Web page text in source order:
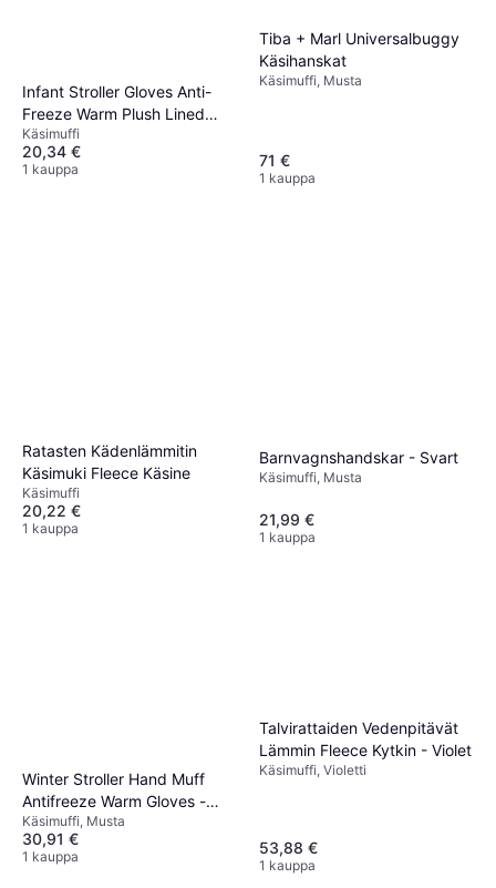
Infant Stroller Gloves Anti-
Freeze Warm Plush Lined
Hand Muffs
Käsimuffi
20,34 €
1 kauppa
Tiba + Marl Universalbuggy
Käsihanskat
Käsimuffi, Musta
71 €
1 kauppa
Ratasten Kädenlämmitin
Käsimuki Fleece Käsine
Käsimuffi
20,22 €
1 kauppa
Barnvagnshandskar - Svart
Käsimuffi, Musta
21,99 €
1 kauppa
Winter Stroller Hand Muff
Antifreeze Warm Gloves -
Black
Käsimuffi, Musta
30,91 €
1 kauppa
Talvirattaiden Vedenpitävät
Lämmin Fleece Kytkin - Violet
Käsimuffi, Violetti
53,88 €
1 kauppa